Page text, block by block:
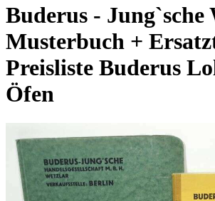
Buderus - Jung`sche
Musterbuch +
Preisliste Buderus
Öfen